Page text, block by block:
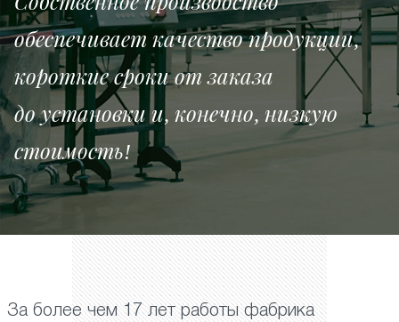
обеспечивает качество продукции,
короткие сроки от заказа
до установки и, конечно, низкую
стоимость!
За более чем 17 лет работы фабрика